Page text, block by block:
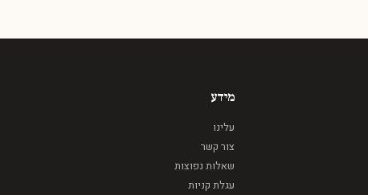
מידע
עלינו
צור קשר
שאלות נפוצות
עגלת קניות